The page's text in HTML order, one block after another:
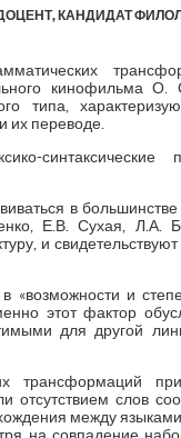
КАНДИДАТ
кинофильма О.
типа,
их переводе.
синтаксические
в
Е.В. Сухая, Л.А.
и
«возможности и
этот фактор
для другой
трансформаций
отсутствием слов
между